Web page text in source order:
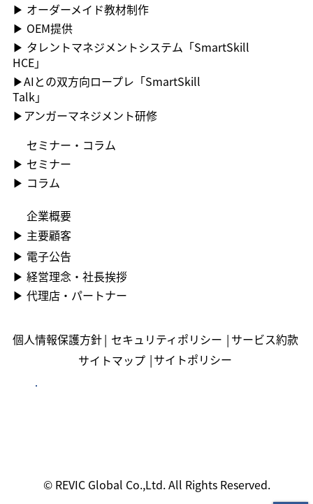
▶ ︎オーダーメイド教材制作
▶ OEM提供
▶ ︎タレントマネジメントシステム「SmartSkill
HCE」
▶AIとの双方向ロープレ「SmartSkill
Talk」
​▶アンガーマネジメント研修
セミナー・コラム
▶ ︎セミナー
▶ コラム
企業概要
▶ ︎主要顧客
▶ ︎電子公告
▶ ︎︎経営理念・社長挨拶
▶ ︎︎代理店・パートナー
サイトマップ サイトポリシー
|
個人情報保護方針 セキュリティポリシー サービス約款
| |
© REVIC Global Co.,Ltd. All Rights Reserved.